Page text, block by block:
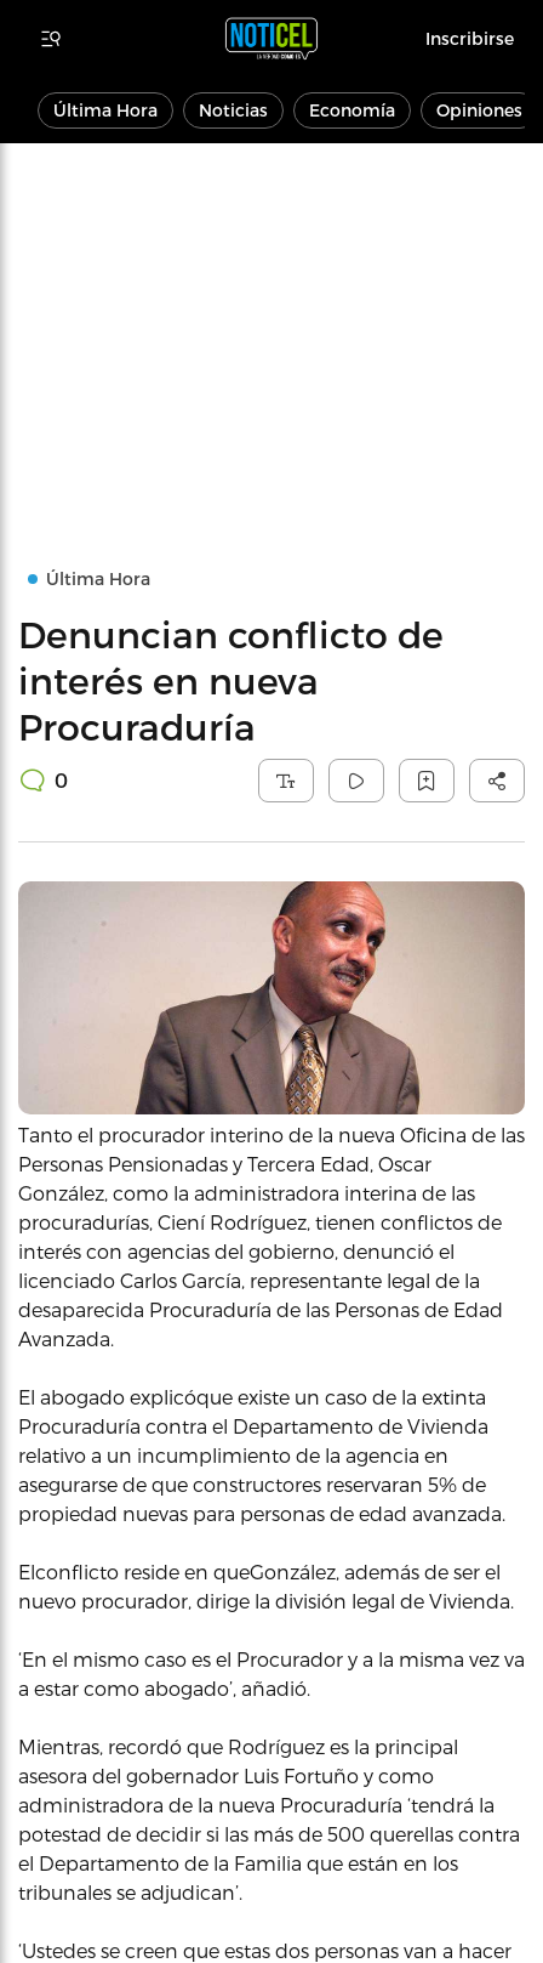
Inscribirse
Última Hora Noticias Economía Opiniones
Última Hora
Denuncian conflicto de
interés en nueva
Procuraduría
0
Tanto el procurador interino de la nueva Oficina de las
Personas Pensionadas y Tercera Edad, Oscar
González, como la administradora interina de las
procuradurías, Ciení Rodríguez, tienen conflictos de
interés con agencias del gobierno, denunció el
licenciado Carlos García, representante legal de la
desaparecida Procuraduría de las Personas de Edad
Avanzada.
El abogado explicóque existe un caso de la extinta
Procuraduría contra el Departamento de Vivienda
relativo a un incumplimiento de la agencia en
asegurarse de que constructores reservaran 5% de
propiedad nuevas para personas de edad avanzada.
Elconflicto reside en queGonzález, además de ser el
nuevo procurador, dirige la división legal de Vivienda.
‘En el mismo caso es el Procurador y a la misma vez va
a estar como abogado’, añadió.
Mientras, recordó que Rodríguez es la principal
asesora del gobernador Luis Fortuño y como
administradora de la nueva Procuraduría ‘tendrá la
potestad de decidir si las más de 500 querellas contra
el Departamento de la Familia que están en los
tribunales se adjudican’.
‘Ustedes se creen que estas dos personas van a hacer